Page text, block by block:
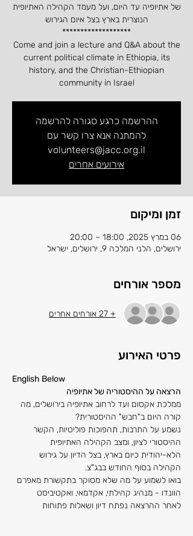
של אתיופיה עד היום, ועל מעמד הקהילה האתיופית
Come and join a lecture and Q&A about the
current political climate in Ethiopia, its
history, and the Christian-Ethiopian
community in Israel
ההרשמה כרגע סגורה להרשמה
להמתנה אנא צרו קשר עם
volunteers@jacc.org.il
אירועים אחרים
זמן ומיקום
06 במרץ 2025, 18:00 – 20:00
ירושלים, הלני המלכה 9, ירושלים, ישראל
מספר אורחים
+ 27 אורחים אחרים
פרטי האירוע
English Below
הרצאה על ההיסטוריה של אתיופיה
ממלכת אקסום ועד לרחוב אתיופיה בירושלים, מה
קורה היום ב"חבש" ההיסטורית?
נשמע על התרבות, תהפוכות פוליטיות, הקשר
ההיסטורי לציון, ומצב הקהילה האתיופית
הלא-יהודית כיום בארץ, בצל הדיון על גירוש
הקהילה בסוף החודש בבג"צ.
בואו לשמוע על מה שלא מסוקר בתקשורת מאפרם
הוונדו - מנהיג קהילתי, אקדמאי, ואקטיביסט
לאחר ההרצאה נפתח דיון ושאלות פתוחות